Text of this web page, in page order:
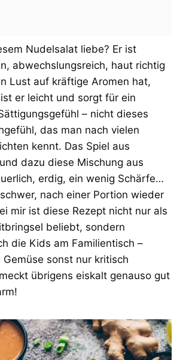
Nudelsalat liebe? Er ist
abwechslungsreich, haut richtig
Lust auf kräftige Aromen hat,
er leicht und sorgt für ein
– nicht dieses
das man nach vielen
kennt. Das Spiel aus
dazu diese Mischung aus
erdig, ein wenig Schärfe…
nach einer Portion wieder
mir ist diese Rezept nicht nur als
beliebt, sondern
die Kids am Familientisch –
sonst nur kritisch
übrigens eiskalt genauso gut